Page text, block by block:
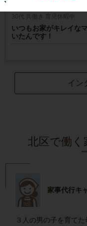
30代 共働き 育児休暇中
いつもお家がキレイな
いたんです！
イン
北区で働
家事代行キ
３人の男の子を育てた